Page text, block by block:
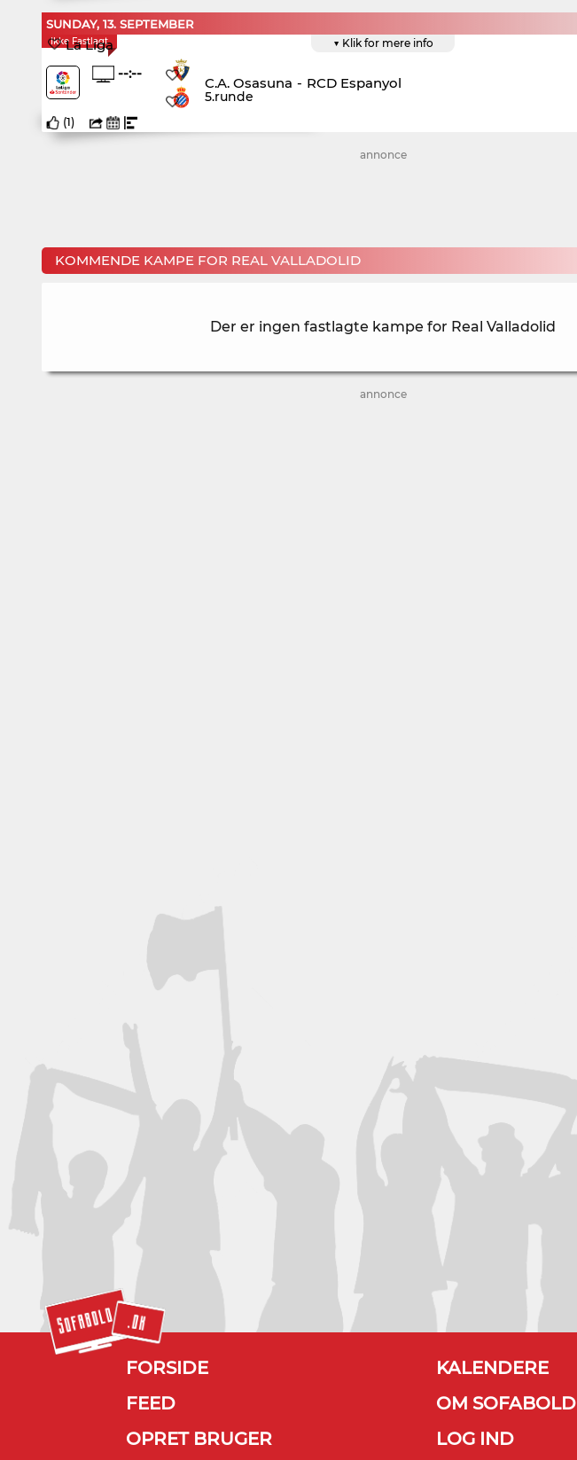
SUNDAY, 13. SEPTEMBER
Ikke Fastlagt ▼ Klik for mere info
La Liga
--:--
C.A. Osasuna - RCD Espanyol
5.runde
(1)
annonce
KOMMENDE KAMPE FOR REAL VALLADOLID
Der er ingen fastlagte kampe for Real Valladolid
annonce
FORSIDE KALENDERE
FEED
OM SOFABOLD
OPRET BRUGER
LOG IND